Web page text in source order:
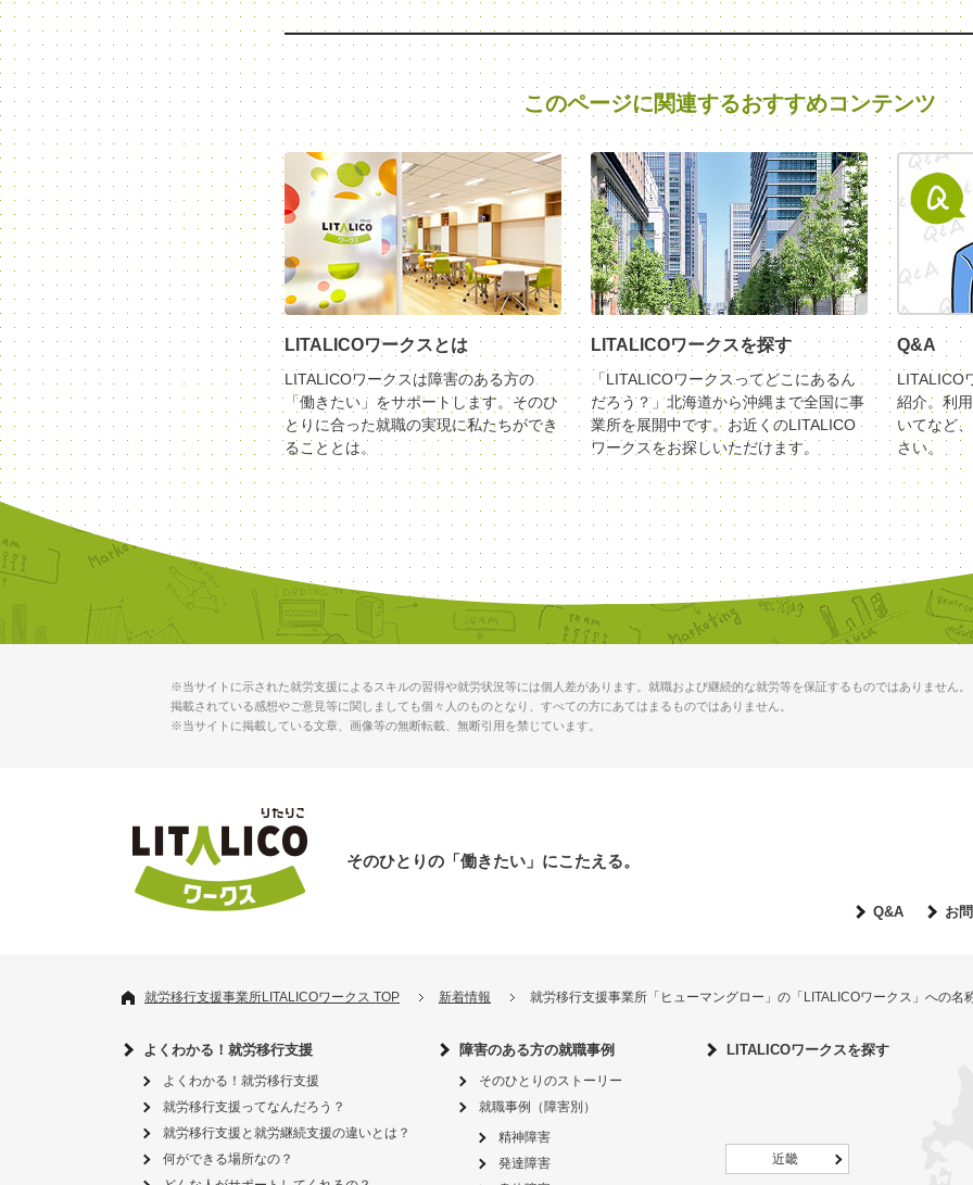
このページに関連するおすすめコンテンツ
LITALICOワークスとは
LITALICOワークスは障害のある方の
「働きたい」をサポートします。そのひ
とりに合った就職の実現に私たちができ
ることとは。
LITALICOワークスを探す
「LITALICOワークスってどこにあるん
だろう？」北海道から沖縄まで全国に事
業所を展開中です。お近くのLITALICO
ワークスをお探しいただけます。
Q&A
LITALICO
紹介。利
いてなど
さい。
※当サイトに示された就労支援によるスキルの習得や就労状況等には個人差があります。就職および継続的な就労等を保証するものではありません。
掲載されている感想やご意見等に関しましても個々人のものとなり、すべての方にあてはまるものではありません。
※当サイトに掲載している文章、画像等の無断転載、無断引用を禁じています。
そのひとりの「働きたい」にこたえる。
Q&A お
就労移行支援事業所LITALICOワークス TOP 新着情報 就労移行支援事業所「ヒューマングロー」の「LITALICOワークス」への名
よくわかる！就労移行支援
よくわかる！就労移行支援
就労移行支援ってなんだろう？
就労移行支援と就労継続支援の違いとは？
何ができる場所なの？
障害のある方の就職事例
そのひとりのストーリー
就職事例（障害別）
精神障害
発達障害
LITALICOワークスを探す
近畿